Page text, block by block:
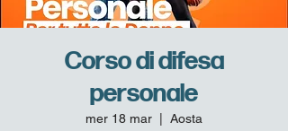
Corso di difesa
personale
mer 18 mar Aosta